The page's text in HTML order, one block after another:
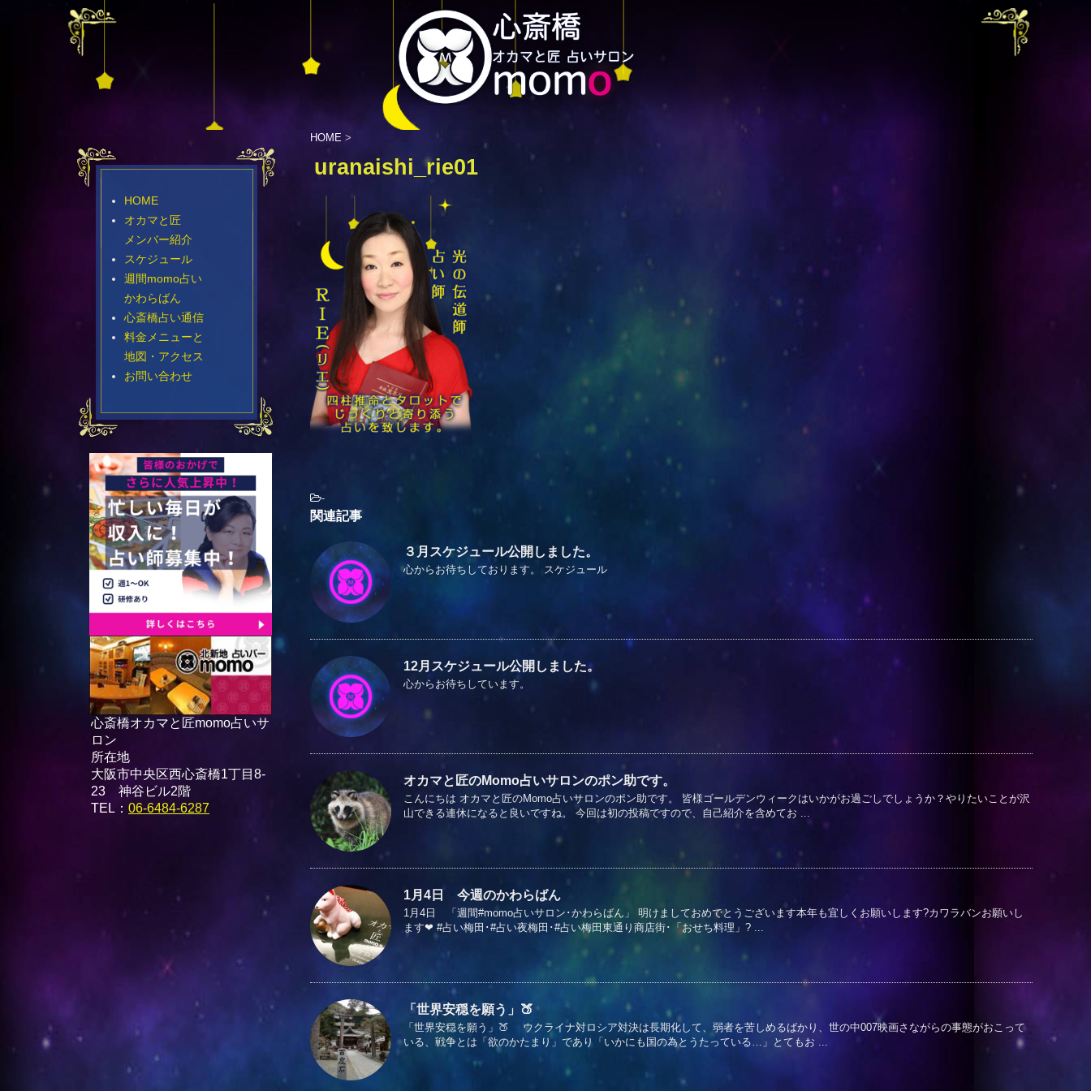
HOME >
uranaishi_rie01
-
関連記事
３月スケジュール公開しました。
心からお待ちしております。 スケジュール
12月スケジュール公開しました。
心からお待ちしています。
オカマと匠のMomo占いサロンのポン助です。
こんにちは オカマと匠のMomo占いサロンのポン助です。 皆様ゴールデンウィークはいかがお過ごしでしょうか？やりたいことが沢
山できる連休になると良いですね。 今回は初の投稿ですので、自己紹介を含めてお ...
1月4日 今週のかわらばん
1月4日 「週間#momo占いサロン･かわらばん」 明けましておめでとうございます本年も宜しくお願いします?カワラバンお願いし
ます❤ #占い梅田･#占い夜梅田･#占い梅田東通り商店街･「おせち料理」? ...
「世界安穏を願う」🍑
「世界安穏を願う」🍑 ウクライナ対ロシア対決は長期化して、弱者を苦しめるばかり、世の中007映画さながらの事態がおこって
いる、戦争とは「欲のかたまり」であり「いかにも国の為とうたっている…」とてもお ...
HOME
オカマと匠
メンバー紹介
スケジュール
週間momo占い
かわらばん
心斎橋占い通信
料金メニューと
地図・アクセス
お問い合わせ
心斎橋オカマと匠momo占いサ
ロン
所在地
大阪市中央区西心斎橋1丁目8-
23 神谷ビル2階
TEL： 06-6484-6287